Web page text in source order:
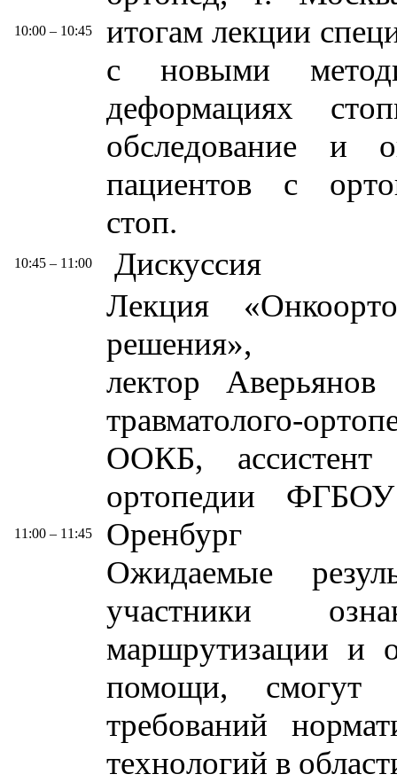
10:00 – 10:45
итогам лекции
с новыми
деформациях
обследование и
пациентов с
стоп.
10:45 – 11:00 Дискуссия
11:00 – 11:45
Лекция
решения»,
лектор
травматолого-
ООКБ, ассистент
ортопедии
Оренбург
Ожидаемые
участники
маршрутизации и
помощи, смогут
требований
технологий в